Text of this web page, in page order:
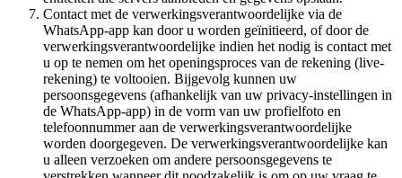
Contact met de verwerkingsverantwoordelijke via de
WhatsApp-app kan door u worden geïnitieerd, of door de
verwerkingsverantwoordelijke indien het nodig is contact met
u op te nemen om het openingsproces van de rekening (live-
rekening) te voltooien. Bijgevolg kunnen uw
persoonsgegevens (afhankelijk van uw privacy-instellingen in
de WhatsApp-app) in de vorm van uw profielfoto en
telefoonnummer aan de verwerkingsverantwoordelijke
worden doorgegeven. De verwerkingsverantwoordelijke kan
u alleen verzoeken om andere persoonsgegevens te